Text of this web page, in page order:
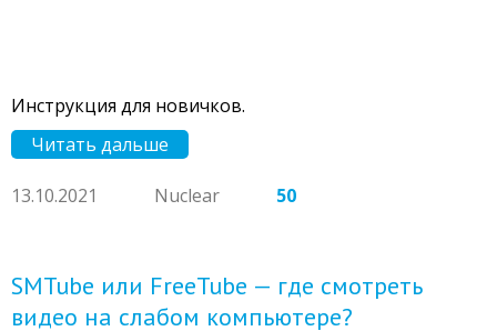
Инструкция для новичков.
Читать дальше
13.10.2021 Nuclear 50
SMTube или FreeTube — где смотреть
видео на слабом компьютере?